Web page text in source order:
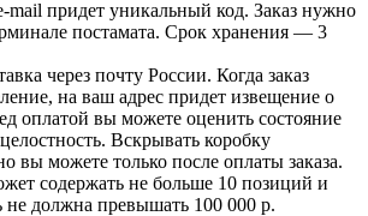
mail придет уникальный код. Заказ нужно
постамата. Срок хранения — 3
через почту России. Когда заказ
на ваш адрес придет извещение о
оплатой вы можете оценить состояние
Вскрывать коробку
вы можете только после оплаты заказа.
содержать не больше 10 позиций и
не должна превышать 100 000 р.